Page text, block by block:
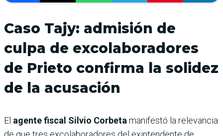
Caso Tajy: admisión de
culpa de excolaboradores
de Prieto confirma la solidez
de la acusación
El agente fiscal Silvio Corbeta manifestó la relevancia